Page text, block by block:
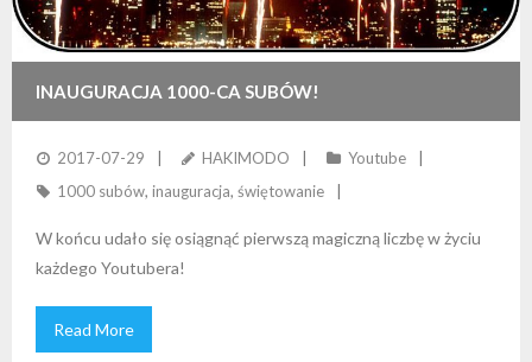
INAUGURACJA 1000-CA SUBÓW!
2017-07-29 HAKIMODO
Youtube
1000 subów, inauguracja, świętowanie
W końcu udało się osiągnąć pierwszą magiczną liczbę w życiu
każdego Youtubera!
Read More